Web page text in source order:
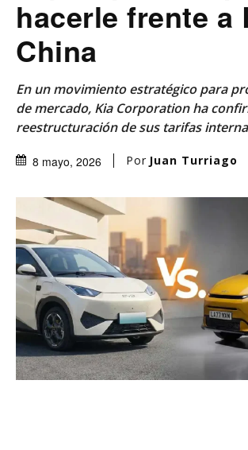
hacerle frente a
China
En un movimiento estratégico para
de mercado, Kia Corporation ha
reestructuración de sus tarifas
8 mayo, 2026 Por Juan Turriago